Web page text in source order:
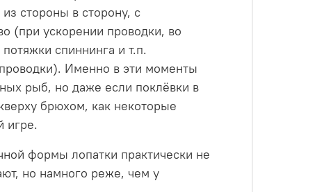
стороны в сторону, с
(при ускорении проводки, во
спиннинга и т.п.
Именно в эти моменты
рыб, но даже если поклёвки в
брюхом, как некоторые
игре.
формы лопатки практически не
но намного реже, чем у